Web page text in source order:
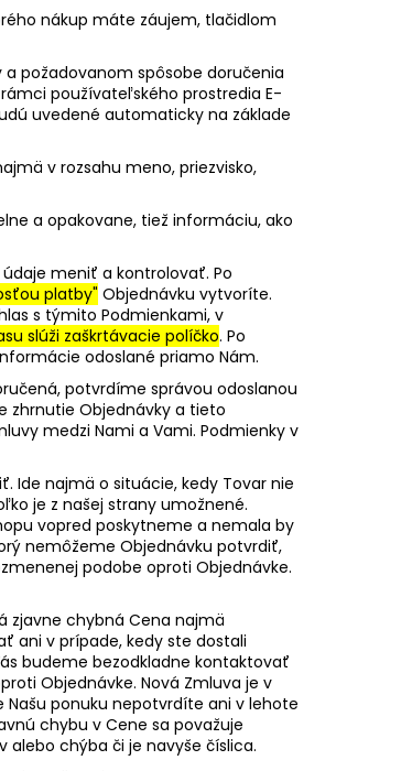
nákup máte záujem, tlačidlom
požadovanom spôsobe doručenia
používateľského prostredia E-
uvedené automaticky na základe
v rozsahu meno, priezvisko,
a opakovane, tiež informáciu, ako
meniť a kontrolovať. Po
platby" Objednávku vytvoríte.
s týmito Podmienkami, v
slúži zaškrtávacie políčko. Po
odoslané priamo Nám.
potvrdíme správou odoslanou
zhrnutie Objednávky a tieto
medzi Nami a Vami. Podmienky v
Ide najmä o situácie, kedy Tovar nie
je z našej strany umožnené.
vopred poskytneme a nemala by
nemôžeme Objednávku potvrdiť,
podobe oproti Objednávke.
zjavne chybná Cena najmä
ani v prípade, kedy ste dostali
budeme bezodkladne kontaktovať
Objednávke. Nová Zmluva je v
Našu ponuku nepotvrdíte ani v lehote
chybu v Cene sa považuje
alebo chýba či je navyše číslica.